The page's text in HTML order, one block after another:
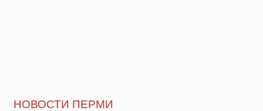
НОВОСТИ ПЕРМИ